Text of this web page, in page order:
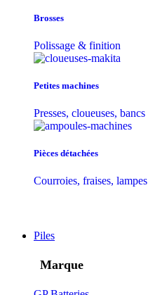
Brosses
Polissage & finition
Petites machines
Presses, cloueuses, bancs
Pièces détachées
Courroies, fraises, lampes
Piles
Marque